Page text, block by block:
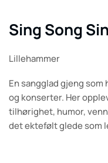
Sing Song
Lillehammer
En sangglad gjeng
og konserter. Her
tilhørighet, humor,
det ektefølt glede som